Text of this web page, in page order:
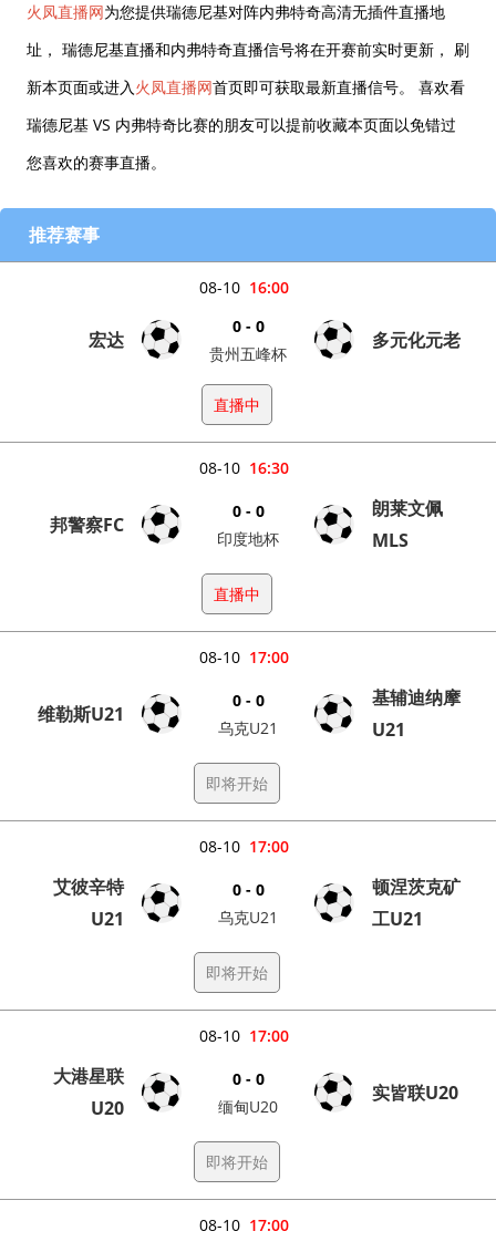
火凤直播网为您提供瑞德尼基对阵内弗特奇高清无插件直播地
址， 瑞德尼基直播和内弗特奇直播信号将在开赛前实时更新， 刷
新本页面或进入火凤直播网首页即可获取最新直播信号。 喜欢看
瑞德尼基 VS 内弗特奇比赛的朋友可以提前收藏本页面以免错过
您喜欢的赛事直播。
推荐赛事
16:00
08-10
宏达
0 - 0
贵州五峰杯
多元化元老
直播中
16:30
08-10
邦警察FC
0 - 0
印度地杯
朗莱文佩
MLS
直播中
17:00
08-10
维勒斯U21
0 - 0
乌克U21
基辅迪纳摩
U21
即将开始
17:00
08-10
艾彼辛特
U21
0 - 0
乌克U21
顿涅茨克矿
工U21
即将开始
17:00
08-10
大港星联
U20
0 - 0
缅甸U20
实皆联U20
即将开始
17:00
08-10